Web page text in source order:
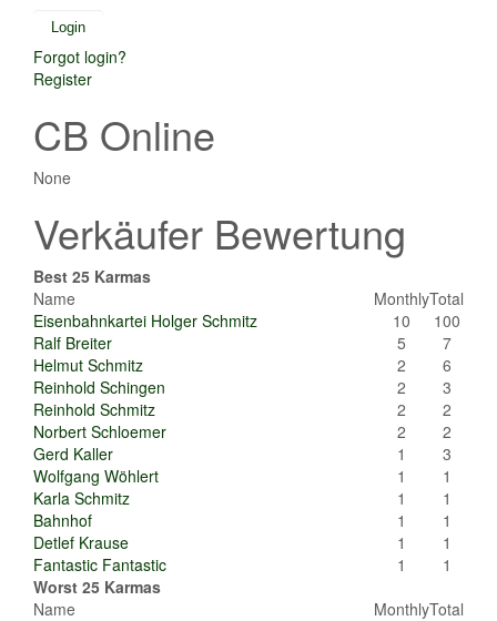
Forgot login?
Register
CB Online
None
Verkäufer Bewertung
Best 25 Karmas
Name
MonthlyTotal
Eisenbahnkartei Holger Schmitz
10
100
Ralf Breiter
5
7
Helmut Schmitz
2
6
Reinhold Schingen
2
3
Reinhold Schmitz
2
2
Norbert Schloemer
2
2
Gerd Kaller
1
3
Wolfgang Wöhlert
1
1
Karla Schmitz
1
1
Bahnhof
1
1
Detlef Krause
1
1
Fantastic Fantastic
1
1
Worst 25 Karmas
Name
MonthlyTotal